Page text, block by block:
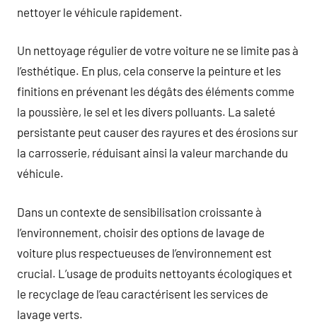
nettoyer le véhicule rapidement.
Un nettoyage régulier de votre voiture ne se limite pas à
l’esthétique. En plus, cela conserve la peinture et les
finitions en prévenant les dégâts des éléments comme
la poussière, le sel et les divers polluants. La saleté
persistante peut causer des rayures et des érosions sur
la carrosserie, réduisant ainsi la valeur marchande du
véhicule.
Dans un contexte de sensibilisation croissante à
l’environnement, choisir des options de lavage de
voiture plus respectueuses de l’environnement est
crucial. L’usage de produits nettoyants écologiques et
le recyclage de l’eau caractérisent les services de
lavage verts.